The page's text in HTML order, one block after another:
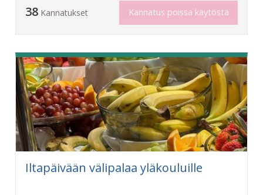
38 Kannatukset Kannatus poissa käytöstä
Iltapäivään välipalaa yläkouluille